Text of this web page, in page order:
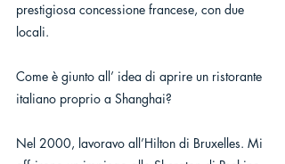
prestigiosa concessione francese, con due
locali.
Come è giunto all’ idea di aprire un ristorante
italiano proprio a Shanghai?
Nel 2000, lavoravo all’Hilton di Bruxelles. Mi